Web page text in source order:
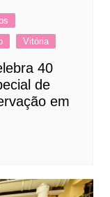
Vitória
40
de
em